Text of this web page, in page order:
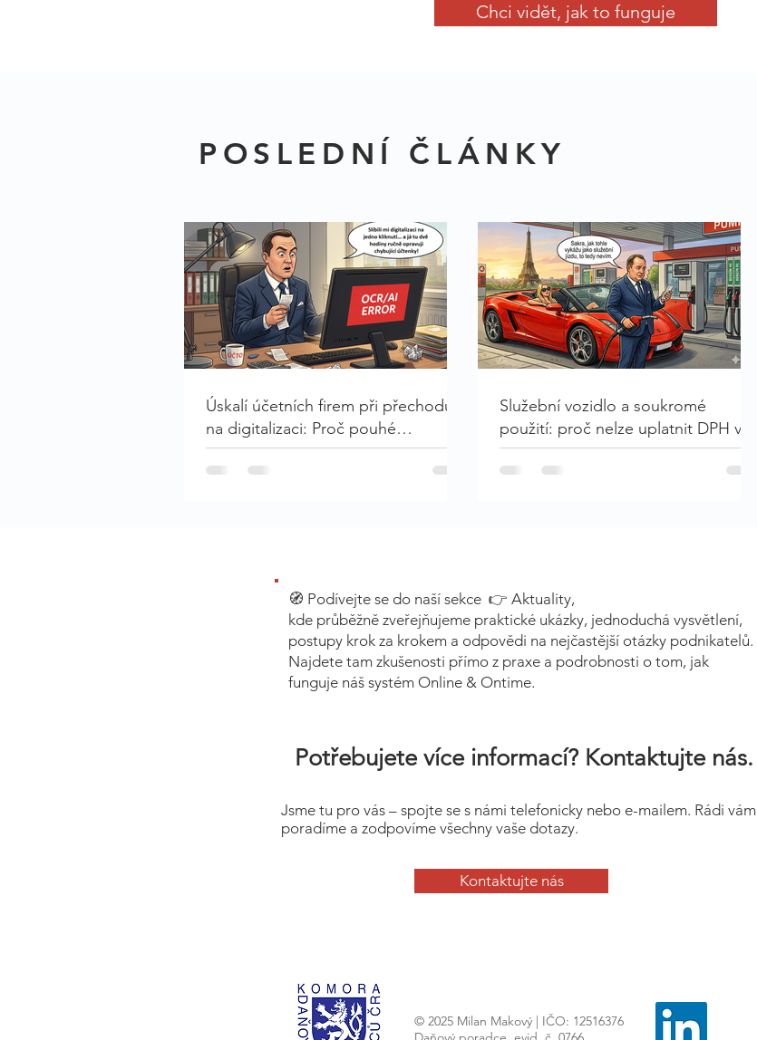
Chci vidět, jak to funguje
POSLEDNÍ ČLÁNKY
Úskalí účetních firem při přechodu
na digitalizaci: Proč pouhé
vytěžování dokladů nestačí?
Služební vozidlo a soukromé
použití: proč nelze uplatnit DPH v
plné výši
🧭 Podívejte se do naší sekce 👉 Aktuality,
kde průběžně zveřejňujeme praktické ukázky, jednoduchá vysvětlení,
postupy krok za krokem a odpovědi na nejčastější otázky podnikatelů.
Najdete tam zkušenosti přímo z praxe a podrobnosti o tom, jak
funguje náš systém Online & Ontime.
Potřebujete více informací? Kontaktujte nás.
Jsme tu pro vás – spojte se s námi telefonicky nebo e-mailem. Rádi vám
poradíme a zodpovíme všechny vaše dotazy.
Kontaktujte nás
© 2025 Milan Makový | IČO: 12516376